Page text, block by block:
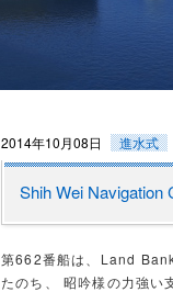
2014年10月08日 進水式
Shih Wei Navigation
第662番船は、Land
たのち、 昭吟様の力強い